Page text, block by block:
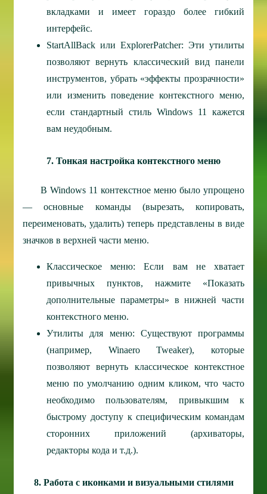
вкладками и имеет гораздо более гибкий
интерфейс.
StartAllBack или ExplorerPatcher: Эти утилиты
позволяют вернуть классический вид панели
инструментов, убрать «эффекты прозрачности»
или изменить поведение контекстного меню,
если стандартный стиль Windows 11 кажется
вам неудобным.
7. Тонкая настройка контекстного меню
В Windows 11 контекстное меню было упрощено
— основные команды (вырезать, копировать,
переименовать, удалить) теперь представлены в виде
значков в верхней части меню.
Классическое меню: Если вам не хватает
привычных пунктов, нажмите «Показать
дополнительные параметры» в нижней части
контекстного меню.
Утилиты для меню: Существуют программы
(например, Winaero Tweaker), которые
позволяют вернуть классическое контекстное
меню по умолчанию одним кликом, что часто
необходимо пользователям, привыкшим к
быстрому доступу к специфическим командам
сторонних приложений (архиваторы,
редакторы кода и т.д.).
8. Работа с иконками и визуальными стилями